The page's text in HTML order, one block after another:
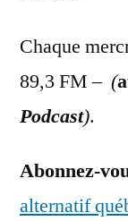
Chaque
89,3 FM – (
Podcast).
Abonnez-
alternatif